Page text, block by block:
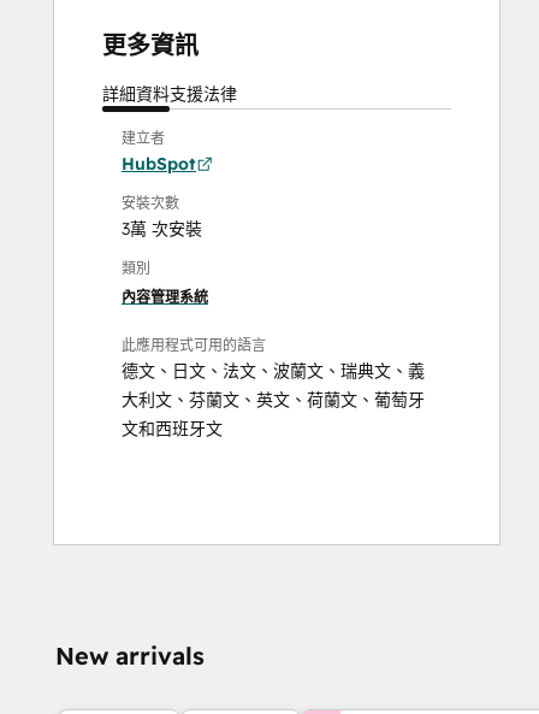
更多資訊
詳細資料支援法律
建立者
HubSpot
安裝次數
3萬 次安裝
類別
內容管理系統
此應用程式可用的語言
德文 、 日文 、 法文 、 波蘭文 、 瑞典文 、 義
大利文 、 芬蘭文 、 英文 、 荷蘭文 、 葡萄牙
文和西班牙文
New arrivals